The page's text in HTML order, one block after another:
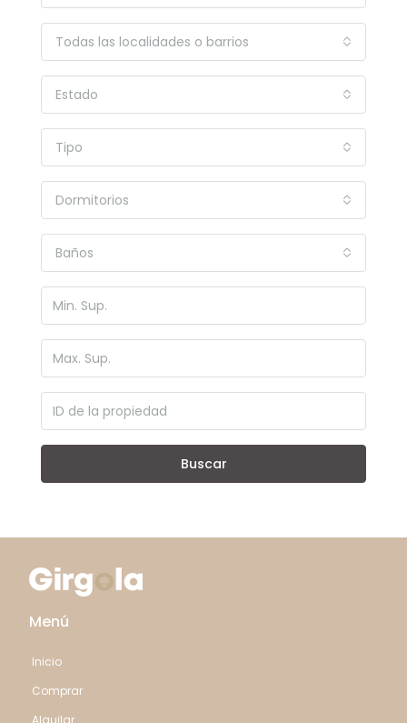
Todas las localidades o barrios
Estado
Tipo
Dormitorios
Baños
Buscar
Menú
Inicio
Comprar
Alquilar